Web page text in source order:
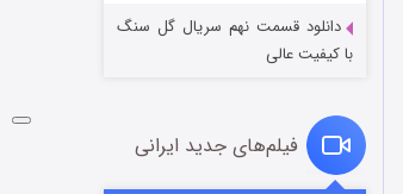
دانلود قسمت نهم سریال گل سنگ
با کیفیت عالی
فیلم‌های جدید ایرانی